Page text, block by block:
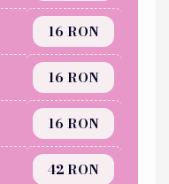
16 RON
16 RON
16 RON
42 RON